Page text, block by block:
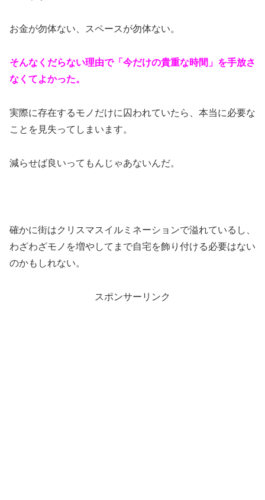
お金が勿体ない、スペースが勿体ない。
そんなくだらない理由で「今だけの貴重な時間」を手放さ
なくてよかった。
実際に存在するモノだけに囚われていたら、本当に必要な
ことを見失ってしまいます。
減らせば良いってもんじゃあないんだ。
確かに街はクリスマスイルミネーションで溢れているし、
わざわざモノを増やしてまで自宅を飾り付ける必要はない
のかもしれない。
スポンサーリンク